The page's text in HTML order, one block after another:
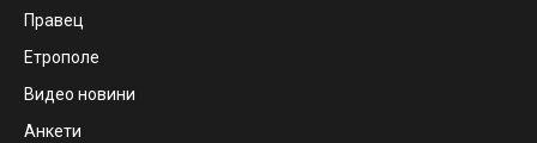
Правец
Етрополе
Видео новини
Анкети